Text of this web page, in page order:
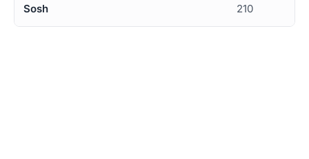
Sosh 210